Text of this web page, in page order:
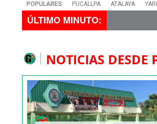
POPULARES PUCALLPA ATALAYA
ÚLTIMO MINUTO:
NOTICIAS DESDE